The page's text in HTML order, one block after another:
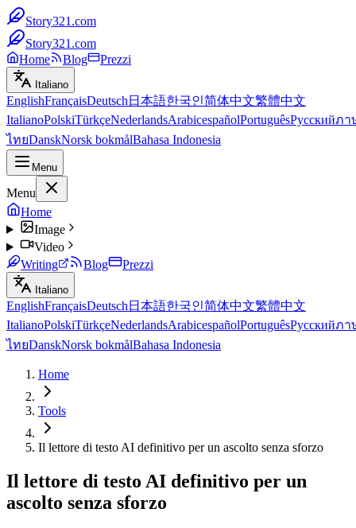
Story321.com
Story321.com
Home
Blog Prezzi
Italiano
EnglishFrançaisDeutsch 日本語한국인简体中文繁體中文
ItalianoPolskiTürkçeNederlandsArabicespañolPortuguêsРусскийภา
ไทยDanskNorsk bokmålBahasa Indonesia
Menu
Menu
Home
Image
Video
Writing
Blog Prezzi
Italiano
EnglishFrançaisDeutsch 日本語한국인简体中文繁體中文
ItalianoPolskiTürkçeNederlandsArabicespañolPortuguêsРусскийภา
ไทยDanskNorsk bokmålBahasa Indonesia
Home
Tools
Il lettore di testo AI definitivo per un ascolto senza sforzo
Il lettore di testo AI definitivo per un
ascolto senza sforzo